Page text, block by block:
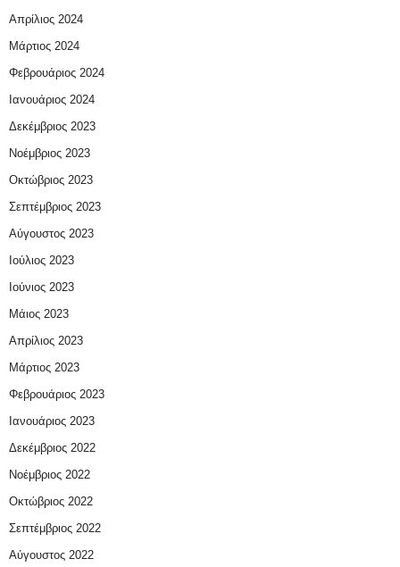
Απρίλιος 2024
Μάρτιος 2024
Φεβρουάριος 2024
Ιανουάριος 2024
Δεκέμβριος 2023
Νοέμβριος 2023
Οκτώβριος 2023
Σεπτέμβριος 2023
Αύγουστος 2023
Ιούλιος 2023
Ιούνιος 2023
Μάιος 2023
Απρίλιος 2023
Μάρτιος 2023
Φεβρουάριος 2023
Ιανουάριος 2023
Δεκέμβριος 2022
Νοέμβριος 2022
Οκτώβριος 2022
Σεπτέμβριος 2022
Αύγουστος 2022